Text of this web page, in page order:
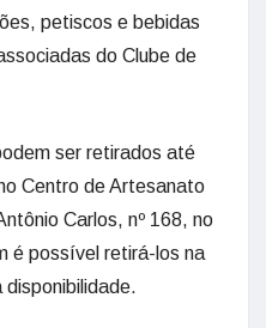
petiscos e bebidas
do Clube de
ser retirados até
Centro de Artesanato
Carlos, nº 168, no
é possível retirá-los na